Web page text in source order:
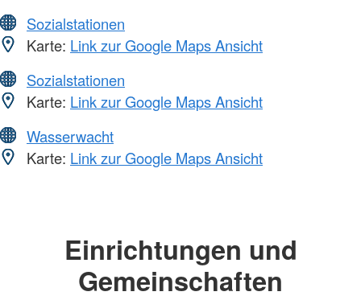
Sozialstationen
Karte: Link zur Google Maps Ansicht
Sozialstationen
Karte: Link zur Google Maps Ansicht
Wasserwacht
Karte: Link zur Google Maps Ansicht
Einrichtungen und
Gemeinschaften